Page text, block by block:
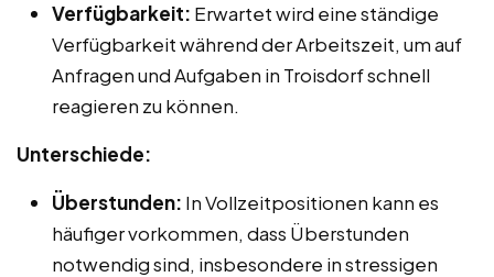
Verfügbarkeit: Erwartet wird eine ständige
Verfügbarkeit während der Arbeitszeit, um auf
Anfragen und Aufgaben in Troisdorf schnell
reagieren zu können.
Unterschiede:
Überstunden: In Vollzeitpositionen kann es
häufiger vorkommen, dass Überstunden
notwendig sind, insbesondere in stressigen